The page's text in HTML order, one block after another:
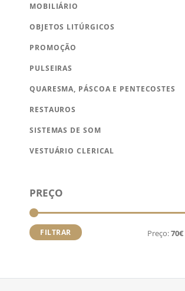
MOBILIÁRIO
OBJETOS LITÚRGICOS
PROMOÇÃO
PULSEIRAS
QUARESMA, PÁSCOA E PENTECOSTES
RESTAUROS
SISTEMAS DE SOM
VESTUÁRIO CLERICAL
PREÇO
FILTRAR Preço:70€